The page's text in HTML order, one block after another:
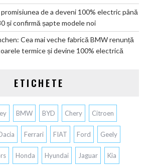
de a deveni 100% electric până
și confirmă șapte modele noi
Cea mai veche fabrică BMW renunță
termice și devine 100% electrică
ETICHETE
BMW BYD Chery Citroen
Ferrari FIAT Ford Geely
Honda Hyundai Jaguar Kia